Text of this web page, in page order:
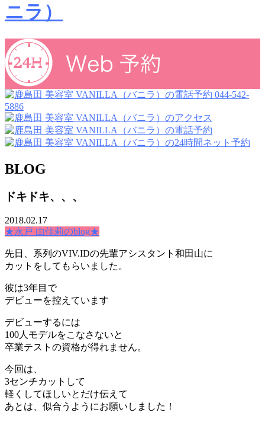
044-542-
5886
BLOG
ドキドキ、、、
2018.02.17
★永戸 由佳莉のblog★
先日、系列のVIV.IDの先輩アシスタント和田山に
カットをしてもらいました。
彼は3年目で
デビューを控えています
デビューするには
100人モデルをこなさないと
卒業テストの資格が得れません。
今回は、
3センチカットして
軽くしてほしいとだけ伝えて
あとは、似合うようにお願いしました！